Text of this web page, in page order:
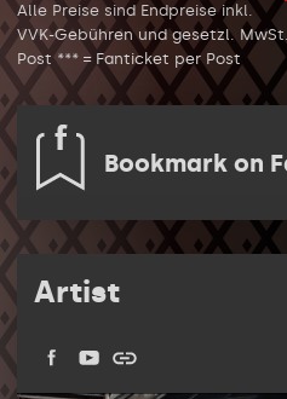
Alle Preise sind Endpreise inkl.
VVK-Gebühren und gesetzl.
Post *** = Fanticket per Post
Bookmark on
Artist